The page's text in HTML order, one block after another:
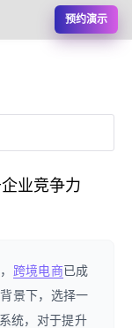
预约演示
业竞争力
跨境电商已成
景下，选择一
统，对于提升